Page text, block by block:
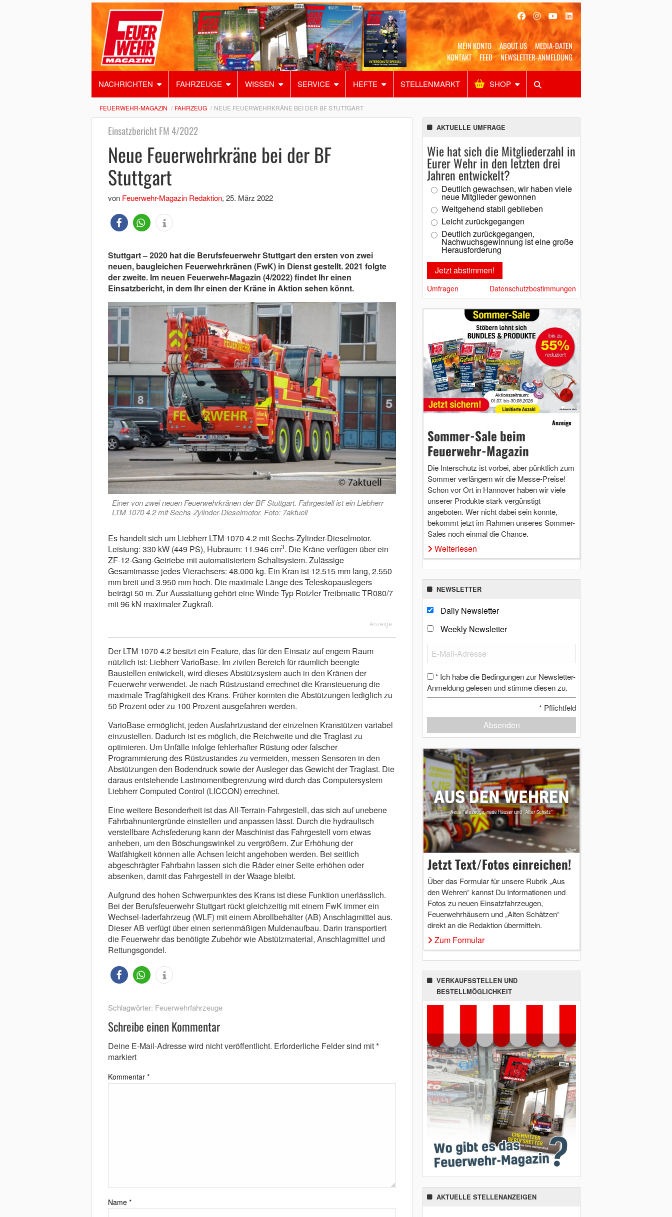
MEIN KONTO ABOUT US
MEDIA-DATEN
KONTAKT
FEED NEWSLETTER-ANMELDUNG
NACHRICHTEN FAHRZEUGE WISSEN SERVICE HEFTE STELLENMARKT SHOP
Alles Shop SUCHEN
FEUERWEHR-MAGAZIN FAHRZEUG NEUE FEUERWEHRKRÄNE BEI DER BF STUTTGART
Einsatzbericht FM 4/2022
Neue Feuerwehrkräne bei der BF
Stuttgart
von Feuerwehr-Magazin Redaktion, 25. März 2022
Stuttgart – 2020 hat die Berufsfeuerwehr Stuttgart den ersten von zwei
neuen, baugleichen Feuerwehrkränen (FwK) in Dienst gestellt. 2021 folgte
der zweite. Im neuen Feuerwehr-Magazin (4/2022) findet Ihr einen
Einsatzbericht, in dem Ihr einen der Kräne in Aktion sehen könnt.
Einer von zwei neuen Feuerwehrkränen der BF Stuttgart. Fahrgestell ist ein Liebherr
LTM 1070 4.2 mit Sechs-Zylinder-Dieselmotor. Foto: 7aktuell
Es handelt sich um Liebherr LTM 1070 4.2 mit Sechs-Zylinder-Dieselmotor.
Leistung: 330 kW (449 PS), Hubraum: 11.946 cm3. Die Kräne verfügen über ein
ZF-12-Gang-Getriebe mit automatisiertem Schaltsystem. Zulässige
Gesamtmasse jedes Vierachsers: 48.000 kg. Ein Kran ist 12.515 mm lang, 2.550
mm breit und 3.950 mm hoch. Die maximale Länge des Teleskopauslegers
beträgt 50 m. Zur Ausstattung gehört eine Winde Typ Rotzler Treibmatic TR080/7
mit 96 kN maximaler Zugkraft.
Anzeige
Der LTM 1070 4.2 besitzt ein Feature, das für den Einsatz auf engem Raum
nützlich ist: Liebherr VarioBase. Im zivilen Bereich für räumlich beengte
Baustellen entwickelt, wird dieses Abstützsystem auch in den Kränen der
Feuerwehr verwendet. Je nach Rüstzustand errechnet die Kransteuerung die
maximale Tragfähigkeit des Krans. Früher konnten die Abstützungen lediglich zu
50 Prozent oder zu 100 Prozent ausgefahren werden.
VarioBase ermöglicht, jeden Ausfahrtzustand der einzelnen Kranstützen variabel
einzustellen. Dadurch ist es möglich, die Reichweite und die Traglast zu
optimieren. Um Unfälle infolge fehlerhafter Rüstung oder falscher
Programmierung des Rüstzustandes zu vermeiden, messen Sensoren in den
Abstützungen den Bodendruck sowie der Ausleger das Gewicht der Traglast. Die
daraus entstehende Lastmomentbegrenzung wird durch das Computersystem
Liebherr Computed Control (LICCON) errechnet.
Eine weitere Besonderheit ist das All-Terrain-Fahrgestell, das sich auf unebene
Fahrbahnuntergründe einstellen und anpassen lässt. Durch die hydraulisch
verstellbare Achsfederung kann der Maschinist das Fahrgestell vorn etwas
anheben, um den Böschungswinkel zu vergrößern. Zur Erhöhung der
Watfähigkeit können alle Achsen leicht angehoben werden. Bei seitlich
abgeschrägter Fahrbahn lassen sich die Räder einer Seite erhöhen oder
absenken, damit das Fahrgestell in der Waage bleibt.
Aufgrund des hohen Schwerpunktes des Krans ist diese Funktion unerlässlich.
Bei der Berufsfeuerwehr Stuttgart rückt gleichzeitig mit einem FwK immer ein
Wechsel-laderfahrzeug (WLF) mit einem Abrollbehälter (AB) Anschlagmittel aus.
Dieser AB verfügt über einen serienmäßigen Muldenaufbau. Darin transportiert
die Feuerwehr das benötigte Zubehör wie Abstützmaterial, Anschlagmittel und
Rettungsgondel.
Schlagwörter: Feuerwehrfahrzeuge
Schreibe einen Kommentar
Deine E-Mail-Adresse wird nicht veröffentlicht. Erforderliche Felder sind mit*
markiert
Kommentar *
Name *
AKTUELLE UMFRAGE
Wie hat sich die Mitgliederzahl in
Eurer Wehr in den letzten drei
Jahren entwickelt?
Deutlich gewachsen, wir haben viele
neue Mitglieder gewonnen
Weitgehend stabil geblieben
Leicht zurückgegangen
Deutlich zurückgegangen,
Nachwuchsgewinnung ist eine große
Herausforderung
Umfragen Datenschutzbestimmungen
Anzeige
Sommer-Sale beim
Feuerwehr-Magazin
Die Interschutz ist vorbei, aber pünktlich zum
Sommer verlängern wir die Messe-Preise!
Schon vor Ort in Hannover haben wir viele
unserer Produkte stark vergünstigt
angeboten. Wer nicht dabei sein konnte,
bekommt jetzt im Rahmen unseres Sommer-
Sales noch einmal die Chance.
Weiterlesen
NEWSLETTER
Daily Newsletter
Weekly Newsletter
* Ich habe die Bedingungen zur Newsletter-
Anmeldung gelesen und stimme diesen zu.
* Pflichtfeld
Absenden
Jetzt Text/Fotos einreichen!
Über das Formular für unsere Rubrik „Aus
den Wehren“ kannst Du Informationen und
Fotos zu neuen Einsatzfahrzeugen,
Feuerwehrhäusern und „Alten Schätzen“
direkt an die Redaktion übermitteln.
Zum Formular
VERKAUFSSTELLEN UND
BESTELLMÖGLICHKEIT
AKTUELLE STELLENANZEIGEN